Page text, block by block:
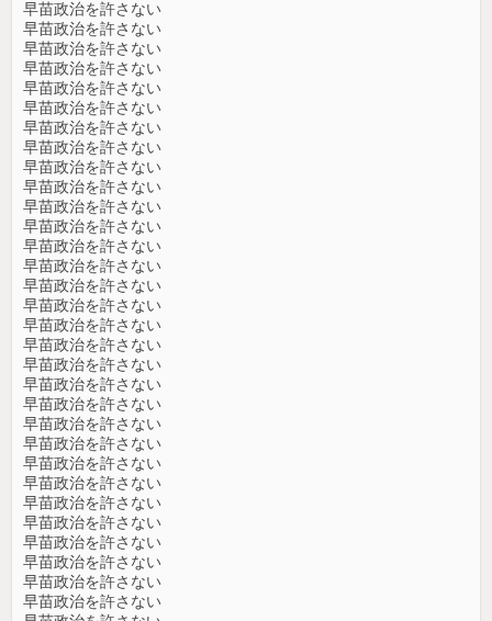
早苗政治を許さない
早苗政治を許さない
早苗政治を許さない
早苗政治を許さない
早苗政治を許さない
早苗政治を許さない
早苗政治を許さない
早苗政治を許さない
早苗政治を許さない
早苗政治を許さない
早苗政治を許さない
早苗政治を許さない
早苗政治を許さない
早苗政治を許さない
早苗政治を許さない
早苗政治を許さない
早苗政治を許さない
早苗政治を許さない
早苗政治を許さない
早苗政治を許さない
早苗政治を許さない
早苗政治を許さない
早苗政治を許さない
早苗政治を許さない
早苗政治を許さない
早苗政治を許さない
早苗政治を許さない
早苗政治を許さない
早苗政治を許さない
早苗政治を許さない
早苗政治を許さない